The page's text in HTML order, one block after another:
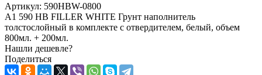
Артикул: 590HBW-0800
A1 590 HB FILLER WHITE Грунт наполнитель
толстослойный в комплекте с отвердителем, белый, объем
800мл. + 200мл.
Нашли дешевле?
Поделиться